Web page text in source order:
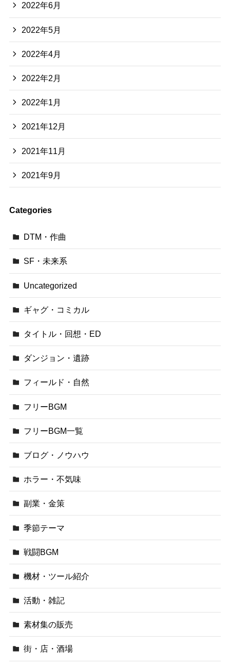
2022年6月
2022年5月
2022年4月
2022年2月
2022年1月
2021年12月
2021年11月
2021年9月
Categories
DTM・作曲
SF・未来系
Uncategorized
ギャグ・コミカル
タイトル・回想・ED
ダンジョン・遺跡
フィールド・自然
フリーBGM
フリーBGM一覧
ブログ・ノウハウ
ホラー・不気味
副業・金策
季節テーマ
戦闘BGM
機材・ツール紹介
活動・雑記
素材集の販売
街・店・酒場